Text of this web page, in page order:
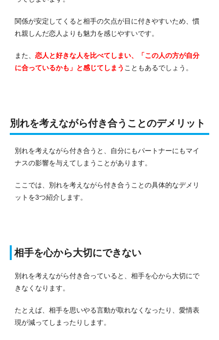
関係が安定してくると相手の欠点が目に付きやすいため、慣
れ親しんだ恋人よりも魅力を感じやすいです。
また、 恋人と好きな人を比べてしまい、「この人の方が自分
に合っているかも」と感じてしまう こともあるでしょう。
別れを考えながら付き合うことのデメリット
別れを考えながら付き合うと、自分にもパートナーにもマイ
ナスの影響を与えてしまうことがあります。
ここでは、別れを考えながら付き合うことの具体的なデメリ
ットを3つ紹介します。
相手を心から大切にできない
別れを考えながら付き合っていると、相手を心から大切にで
きなくなります。
たとえば、相手を思いやる言動が取れなくなったり、愛情表
現が減ってしまったりします。